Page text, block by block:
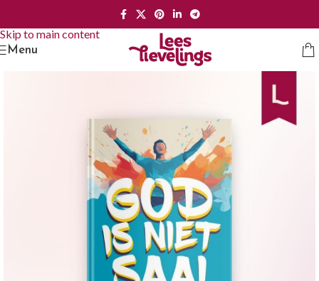
Skip to main content
Menu